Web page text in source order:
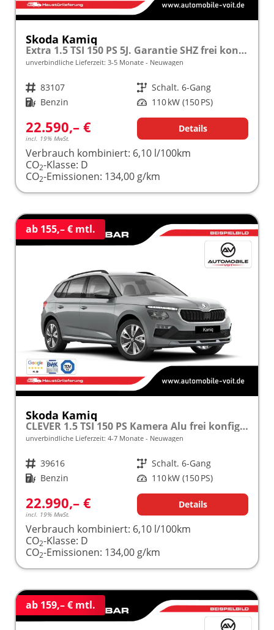
Skoda Kamiq
Extra 1.5 TSI 150 PS 5J. Garantie SHZ frei konfigurierbar!
unverbindliche Lieferzeit: 3-5 Monate Neuwagen
Fahrzeugnr. 83107 Getriebe Schalt. 6-Gang
Kraftstoff Benzin Leistung 110 kW (150 PS)
22.590,– €
incl. 19% MwSt.
Details
Verbrauch kombiniert: 6,10 l/100km
CO2-Klasse: D
CO2-Emissionen: 134,00 g/km
ab 155,– € mtl.
Skoda Kamiq
CLEVER 1.5 TSI 150 PS Kamera Alu frei konfigurierbar!
unverbindliche Lieferzeit: 4-7 Monate Neuwagen
Fahrzeugnr. 39616 Getriebe Schalt. 6-Gang
Kraftstoff Benzin Leistung 110 kW (150 PS)
22.990,– €
incl. 19% MwSt.
Details
Verbrauch kombiniert: 6,10 l/100km
CO2-Klasse: D
CO2-Emissionen: 134,00 g/km
ab 159,– € mtl.